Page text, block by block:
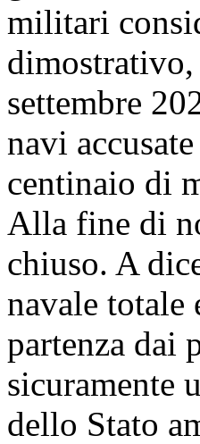
militari
settembre
navi
centinaio di
Alla fine di
chiuso. A
navale totale
partenza dai
sicuramente
dello Stato